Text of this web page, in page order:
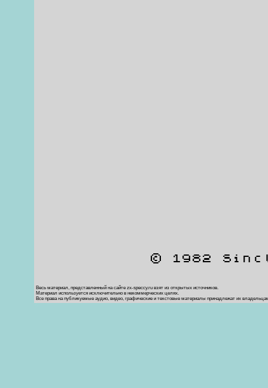
© 1982
Весь материал, представленный на сайте zx-speccy.ru взят из открытых источников.
Материал используется исключительно в некоммерческих целях.
Все права на публикуемые аудио, видео, графические и текстовые материалы принадлежат их